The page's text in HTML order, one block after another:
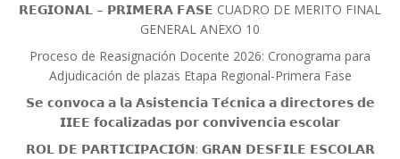
𝗥𝗘𝗚𝗜𝗢𝗡𝗔𝗟 – 𝗣𝗥𝗜𝗠𝗘𝗥𝗔 𝗙𝗔𝗦𝗘 CUADRO DE MERITO FINAL
GENERAL ANEXO 10
Proceso de Reasignación Docente 2026: Cronograma para
Adjudicación de plazas Etapa Regional-Primera Fase
𝗦𝗲 𝗰𝗼𝗻𝘃𝗼𝗰𝗮 𝗮 𝗹𝗮 𝗔𝘀𝗶𝘀𝘁𝗲𝗻𝗰𝗶𝗮 𝗧𝗲́𝗰𝗻𝗶𝗰𝗮 𝗮 𝗱𝗶𝗿𝗲𝗰𝘁𝗼𝗿𝗲𝘀 𝗱𝗲
𝗜𝗜𝗘𝗘 𝗳𝗼𝗰𝗮𝗹𝗶𝘇𝗮𝗱𝗮𝘀 𝗽𝗼𝗿 𝗰𝗼𝗻𝘃𝗶𝘃𝗲𝗻𝗰𝗶𝗮 𝗲𝘀𝗰𝗼𝗹𝗮𝗿
𝗥𝗢𝗟 𝗗𝗘 𝗣𝗔𝗥𝗧𝗜𝗖𝗜𝗣𝗔𝗖𝗜𝗢́𝗡: 𝗚𝗥𝗔𝗡 𝗗𝗘𝗦𝗙𝗜𝗟𝗘 𝗘𝗦𝗖𝗢𝗟𝗔𝗥